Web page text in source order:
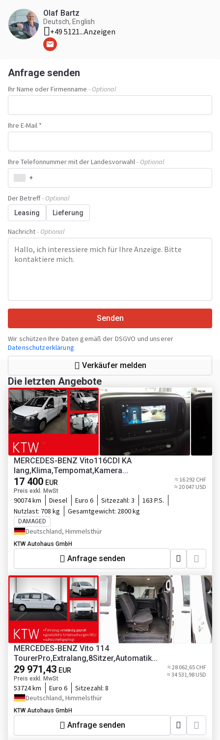
Olaf Bartz
Deutsch, English
+49 5121...Anzeigen
Anfrage senden
Ihr Name oder Firmenname - Optional
Ihre E-Mail *
Ihre Telefonnummer mit der Landesvorwahl- Optional
+
Der Betreff- Optional
Leasing Lieferung
Nachricht- Optional
Senden
Wir schützen Ihre Daten gemäß der DSGVO und unserer
Datenschutzerklärung
Verkäufer melden
Die letzten Angebote
MERCEDES-BENZ Vito116CDI KA
lang,Klima,Tempomat,Kamera...
17 400 EUR
Preis exkl. MwSt
≈ 16 292 CHF
≈ 20 047 USD
90074 km Diesel Euro 6 Sitzezahl: 3
163 P.S.
Nutzlast: 708 kg Gesamtgewicht: 2800 kg
DAMAGED
Deutschland, Himmelsthür
KTW Autohaus GmbH
Anfrage senden
MERCEDES-BENZ Vito 114
TourerPro,Extralang,8Sitzer,Automatik...
29 971,43 EUR
Preis exkl. MwSt
≈ 28 062,65 CHF
≈ 34 531,98 USD
53724 km Euro 6 Sitzezahl: 8
Deutschland, Himmelsthür
KTW Autohaus GmbH
Anfrage senden